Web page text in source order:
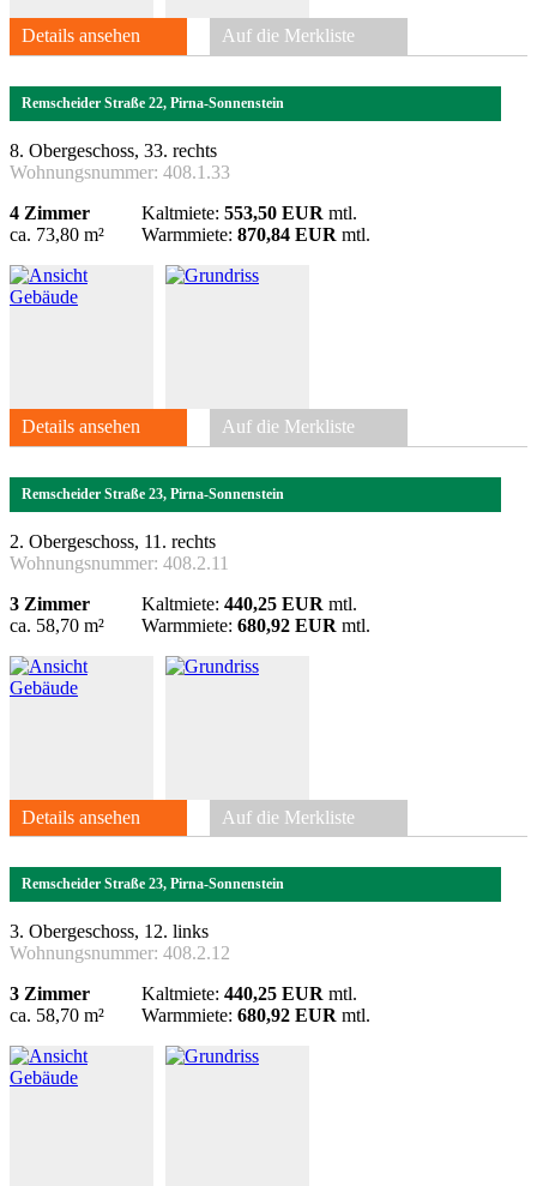
Details ansehen Auf die Merkliste
Remscheider Straße 22, Pirna-Sonnenstein
8. Obergeschoss, 33. rechts
Wohnungsnummer: 408.1.33
4 Zimmer
ca. 73,80 m²
Kaltmiete: 553,50 EUR mtl.
Warmmiete: 870,84 EUR mtl.
Details ansehen Auf die Merkliste
Remscheider Straße 23, Pirna-Sonnenstein
2. Obergeschoss, 11. rechts
Wohnungsnummer: 408.2.11
3 Zimmer
ca. 58,70 m²
Kaltmiete: 440,25 EUR mtl.
Warmmiete: 680,92 EUR mtl.
Details ansehen Auf die Merkliste
Remscheider Straße 23, Pirna-Sonnenstein
3. Obergeschoss, 12. links
Wohnungsnummer: 408.2.12
3 Zimmer
ca. 58,70 m²
Kaltmiete: 440,25 EUR mtl.
Warmmiete: 680,92 EUR mtl.